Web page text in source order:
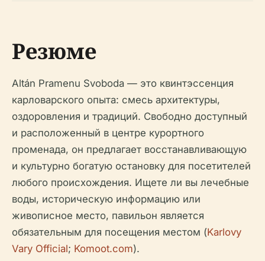
Резюме
Altán Pramenu Svoboda — это квинтэссенция
карловарского опыта: смесь архитектуры,
оздоровления и традиций. Свободно доступный
и расположенный в центре курортного
променада, он предлагает восстанавливающую
и культурно богатую остановку для посетителей
любого происхождения. Ищете ли вы лечебные
воды, историческую информацию или
живописное место, павильон является
обязательным для посещения местом (Karlovy
Vary Official; Komoot.com).